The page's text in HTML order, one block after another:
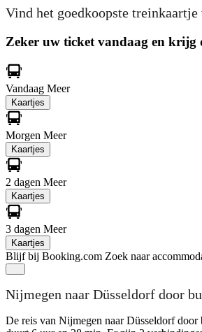
Vind het goedkoopste
Zeker uw ticket vandaag en krijg
Vandaag Meer
Kaartjes
Morgen Meer
Kaartjes
2 dagen Meer
Kaartjes
3 dagen Meer
Kaartjes
Blijf bij Booking.com Zoek naar
Nijmegen naar Düsseldorf door
De reis van Nijmegen naar Düsseldorf door